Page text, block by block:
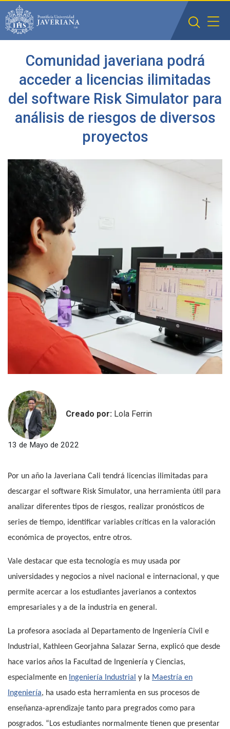
Saltar al contenido principal
Comunidad javeriana podrá
acceder a licencias ilimitadas
del software Risk Simulator para
análisis de riesgos de diversos
proyectos
Creado por: Lola Ferrin
13 de Mayo de 2022
Por un año la Javeriana Cali tendrá licencias ilimitadas para
descargar el software Risk Simulator, una herramienta útil para
analizar diferentes tipos de riesgos, realizar pronósticos de
series de tiempo, identificar variables críticas en la valoración
económica de proyectos, entre otros.
Vale destacar que esta tecnología es muy usada por
universidades y negocios a nivel nacional e internacional, y que
permite acercar a los estudiantes javerianos a contextos
empresariales y a de la industria en general.
La profesora asociada al Departamento de Ingeniería Civil e
Industrial, Kathleen Georjahna Salazar Serna, explicó que desde
hace varios años la Facultad de Ingeniería y Ciencias,
especialmente en Ingeniería Industrial y la Maestría en
Ingeniería, ha usado esta herramienta en sus procesos de
enseñanza-aprendizaje tanto para pregrados como para
posgrados. “Los estudiantes normalmente tienen que presentar